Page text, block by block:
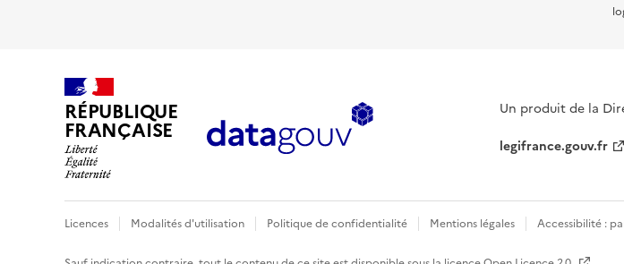
RÉPUBLIQUE
FRANÇAISE
Un produit de la
legifrance.gouv.fr
Licences Modalités d'utilisation Politique de confidentialité Mentions légales Accessibilité :